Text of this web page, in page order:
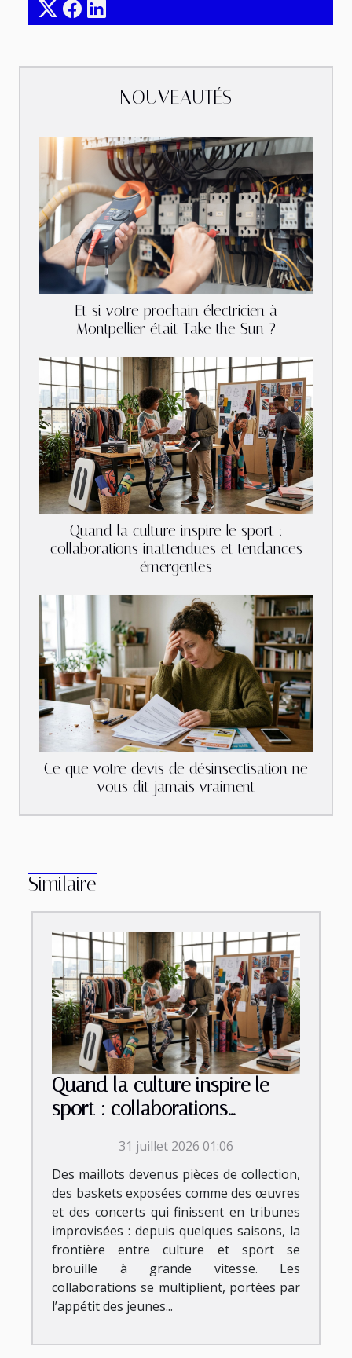
NOUVEAUTÉS
Et si votre prochain électricien à
Montpellier était Take the Sun ?
Quand la culture inspire le sport :
collaborations inattendues et tendances
émergentes
Ce que votre devis de désinsectisation ne
vous dit jamais vraiment
Similaire
Quand la culture inspire le
sport : collaborations
émergentes31 juillet 2026 01:06
Des maillots devenus pièces de collection,
des baskets exposées comme des œuvres
et des concerts qui finissent en tribunes
improvisées : depuis quelques saisons, la
frontière entre culture et sport se
brouille à grande vitesse. Les
collaborations se multiplient, portées par
l’appétit des jeunes...